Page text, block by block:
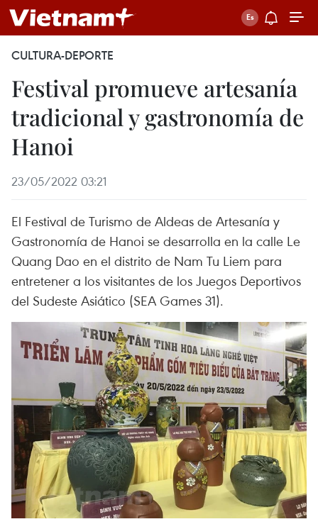
CULTURA-DEPORTE
Festival promueve artesanía
tradicional y gastronomía de
Hanoi
23/05/2022 03:21
El Festival de Turismo de Aldeas de Artesanía y
Gastronomía de Hanoi se desarrolla en la calle Le
Quang Dao en el distrito de Nam Tu Liem para
entretener a los visitantes de los Juegos Deportivos
del Sudeste Asiático (SEA Games 31).